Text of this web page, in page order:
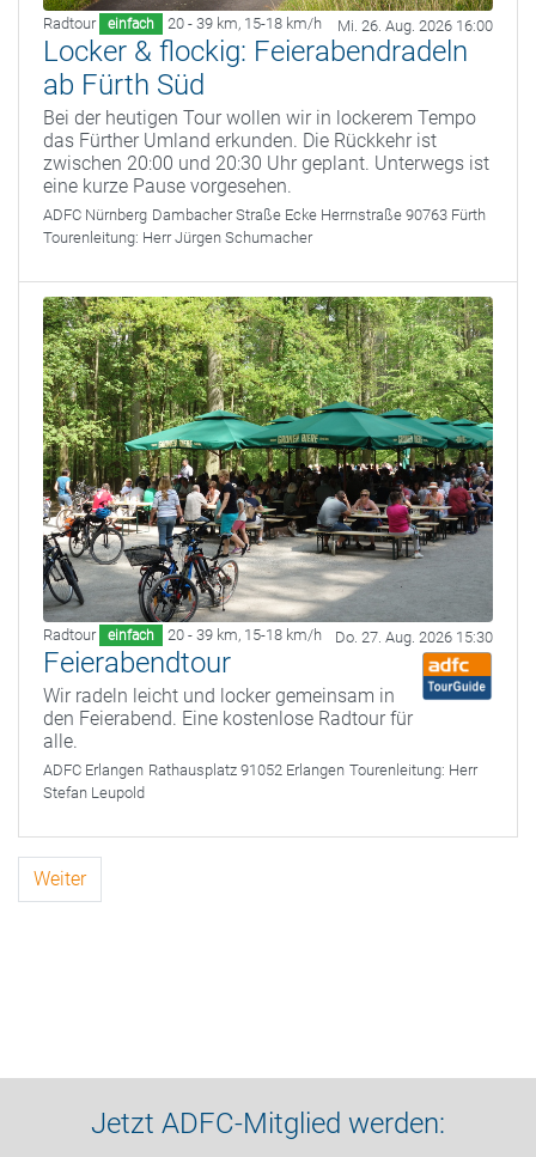
Radtour einfach 20 - 39 km, 15-18 km/h Mi. 26. Aug. 2026 16:00
Locker & flockig: Feierabendradeln
ab Fürth Süd
Bei der heutigen Tour wollen wir in lockerem Tempo
das Fürther Umland erkunden. Die Rückkehr ist
zwischen 20:00 und 20:30 Uhr geplant. Unterwegs ist
eine kurze Pause vorgesehen.
ADFC Nürnberg Dambacher Straße Ecke Herrnstraße 90763 Fürth
Tourenleitung: Herr Jürgen Schumacher
Radtour einfach 20 - 39 km, 15-18 km/h Do. 27. Aug. 2026 15:30
Feierabendtour
Wir radeln leicht und locker gemeinsam in
den Feierabend. Eine kostenlose Radtour für
alle.
ADFC Erlangen Rathausplatz 91052 Erlangen Tourenleitung: Herr
Stefan Leupold
Weiter
Jetzt ADFC-Mitglied werden: